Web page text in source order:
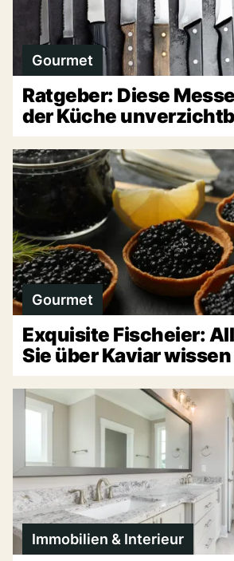
Gourmet
Ratgeber: Diese
der Küche
Gourmet
Exquisite Fischeier:
Sie über Kaviar
Immobilien & Interieur